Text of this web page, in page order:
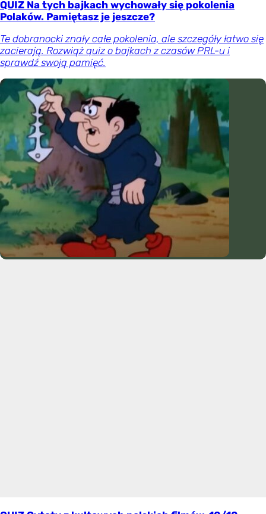
QUIZ Na tych bajkach wychowały się pokolenia
Polaków. Pamiętasz je jeszcze?
Te dobranocki znały całe pokolenia, ale szczegóły łatwo się
zacierają. Rozwiąż quiz o bajkach z czasów PRL-u i
sprawdź swoją pamięć.